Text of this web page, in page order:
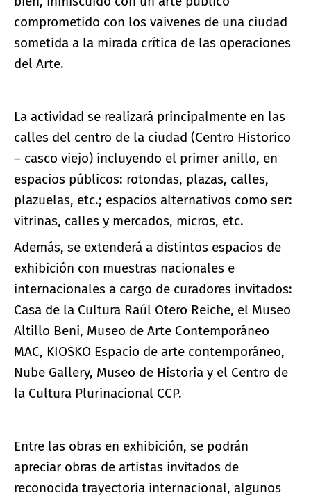
comprometido con los vaivenes de una ciudad
sometida a la mirada crítica de las operaciones
del Arte.
La actividad se realizará principalmente en las
calles del centro de la ciudad (Centro Historico
– casco viejo) incluyendo el primer anillo, en
espacios públicos: rotondas, plazas, calles,
plazuelas, etc.; espacios alternativos como ser:
vitrinas, calles y mercados, micros, etc.
Además, se extenderá a distintos espacios de
exhibición con muestras nacionales e
internacionales a cargo de curadores invitados:
Casa de la Cultura Raúl Otero Reiche, el Museo
Altillo Beni, Museo de Arte Contemporáneo
MAC, KIOSKO Espacio de arte contemporáneo,
Nube Gallery, Museo de Historia y el Centro de
la Cultura Plurinacional CCP.
Entre las obras en exhibición, se podrán
apreciar obras de artistas invitados de
reconocida trayectoria internacional, algunos